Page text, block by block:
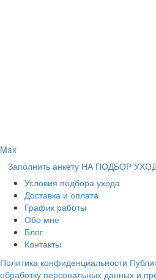
Max
Заполнить анкету НА ПОДБОР
Условия подбора ухода
Доставка и оплата
График работы
Обо мне
Блог
Контакты
Политика конфиденциальности
обработку персональных данных и